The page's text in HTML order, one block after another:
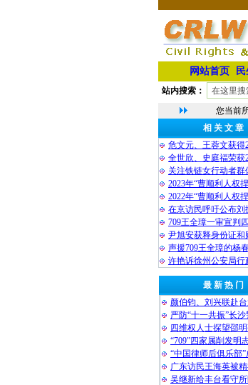
网站首页
站内搜索：
您当前
相 关 文 章
危文元、王蓉文获得
全世欣、史庭福荣获
关注铁链女行动者群
2023年“曹顺利人权
2022年“曹顺利人权
在京访民呼吁公布刘
709王全璋一审宣判
尹旭安获释身份证和
声援709王全璋的杨
许艳诉徐州公安局行
最 新 热 门
颜伯钧、刘兴联赴
严防“十一共振”长
四维权人士探望邵
“709”四家属削发明
“中国律师后俱乐部”
广东访民王海英被
吴继新给丰台看守